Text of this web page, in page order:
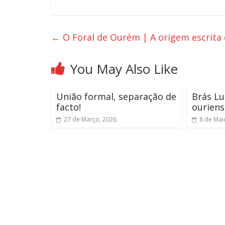
← O Foral de Ourém | A origem
You May Also Like
União formal, separação de
facto!
27 de Março, 2026
Brás
8 de